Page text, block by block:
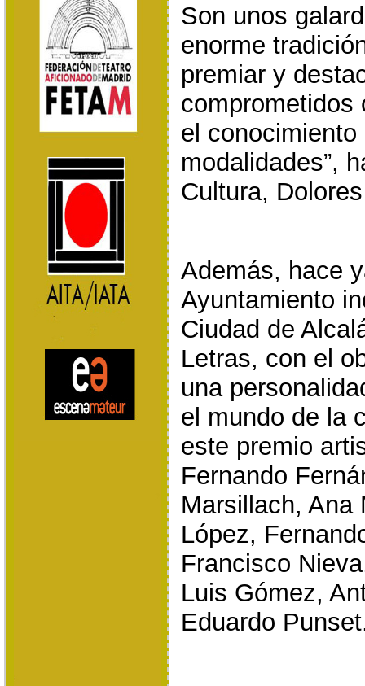
Son unos
enorme
premiar y
comprometidos
el
modalidades”,
Cultura,
Además, hace
Ayuntamiento
Ciudad de
Letras, con el
una
el mundo de la
este premio
Fernando
Marsillach, Ana
López,
Francisco
Luis Gómez,
Eduardo